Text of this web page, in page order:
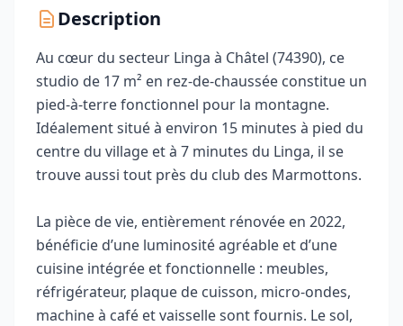
Description
Au cœur du secteur Linga à Châtel (74390), ce
studio de 17 m² en rez-de-chaussée constitue un
pied-à-terre fonctionnel pour la montagne.
Idéalement situé à environ 15 minutes à pied du
centre du village et à 7 minutes du Linga, il se
trouve aussi tout près du club des Marmottons.
La pièce de vie, entièrement rénovée en 2022,
bénéficie d’une luminosité agréable et d’une
cuisine intégrée et fonctionnelle : meubles,
réfrigérateur, plaque de cuisson, micro-ondes,
machine à café et vaisselle sont fournis. Le sol,